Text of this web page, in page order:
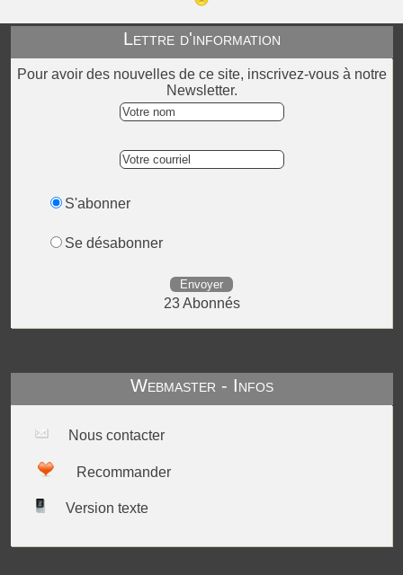
Lettre d'information
Pour avoir des nouvelles de ce site, inscrivez-vous à notre
Newsletter.
S'abonner
Se désabonner
Envoyer
23 Abonnés
Webmaster - Infos
Nous contacter
Recommander
Version texte